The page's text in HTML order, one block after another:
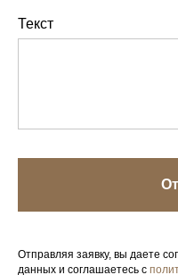
Текст
Отправляя заявку, вы даете
данных и соглашаетесь с